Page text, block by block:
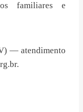
familiares e
— atendimento